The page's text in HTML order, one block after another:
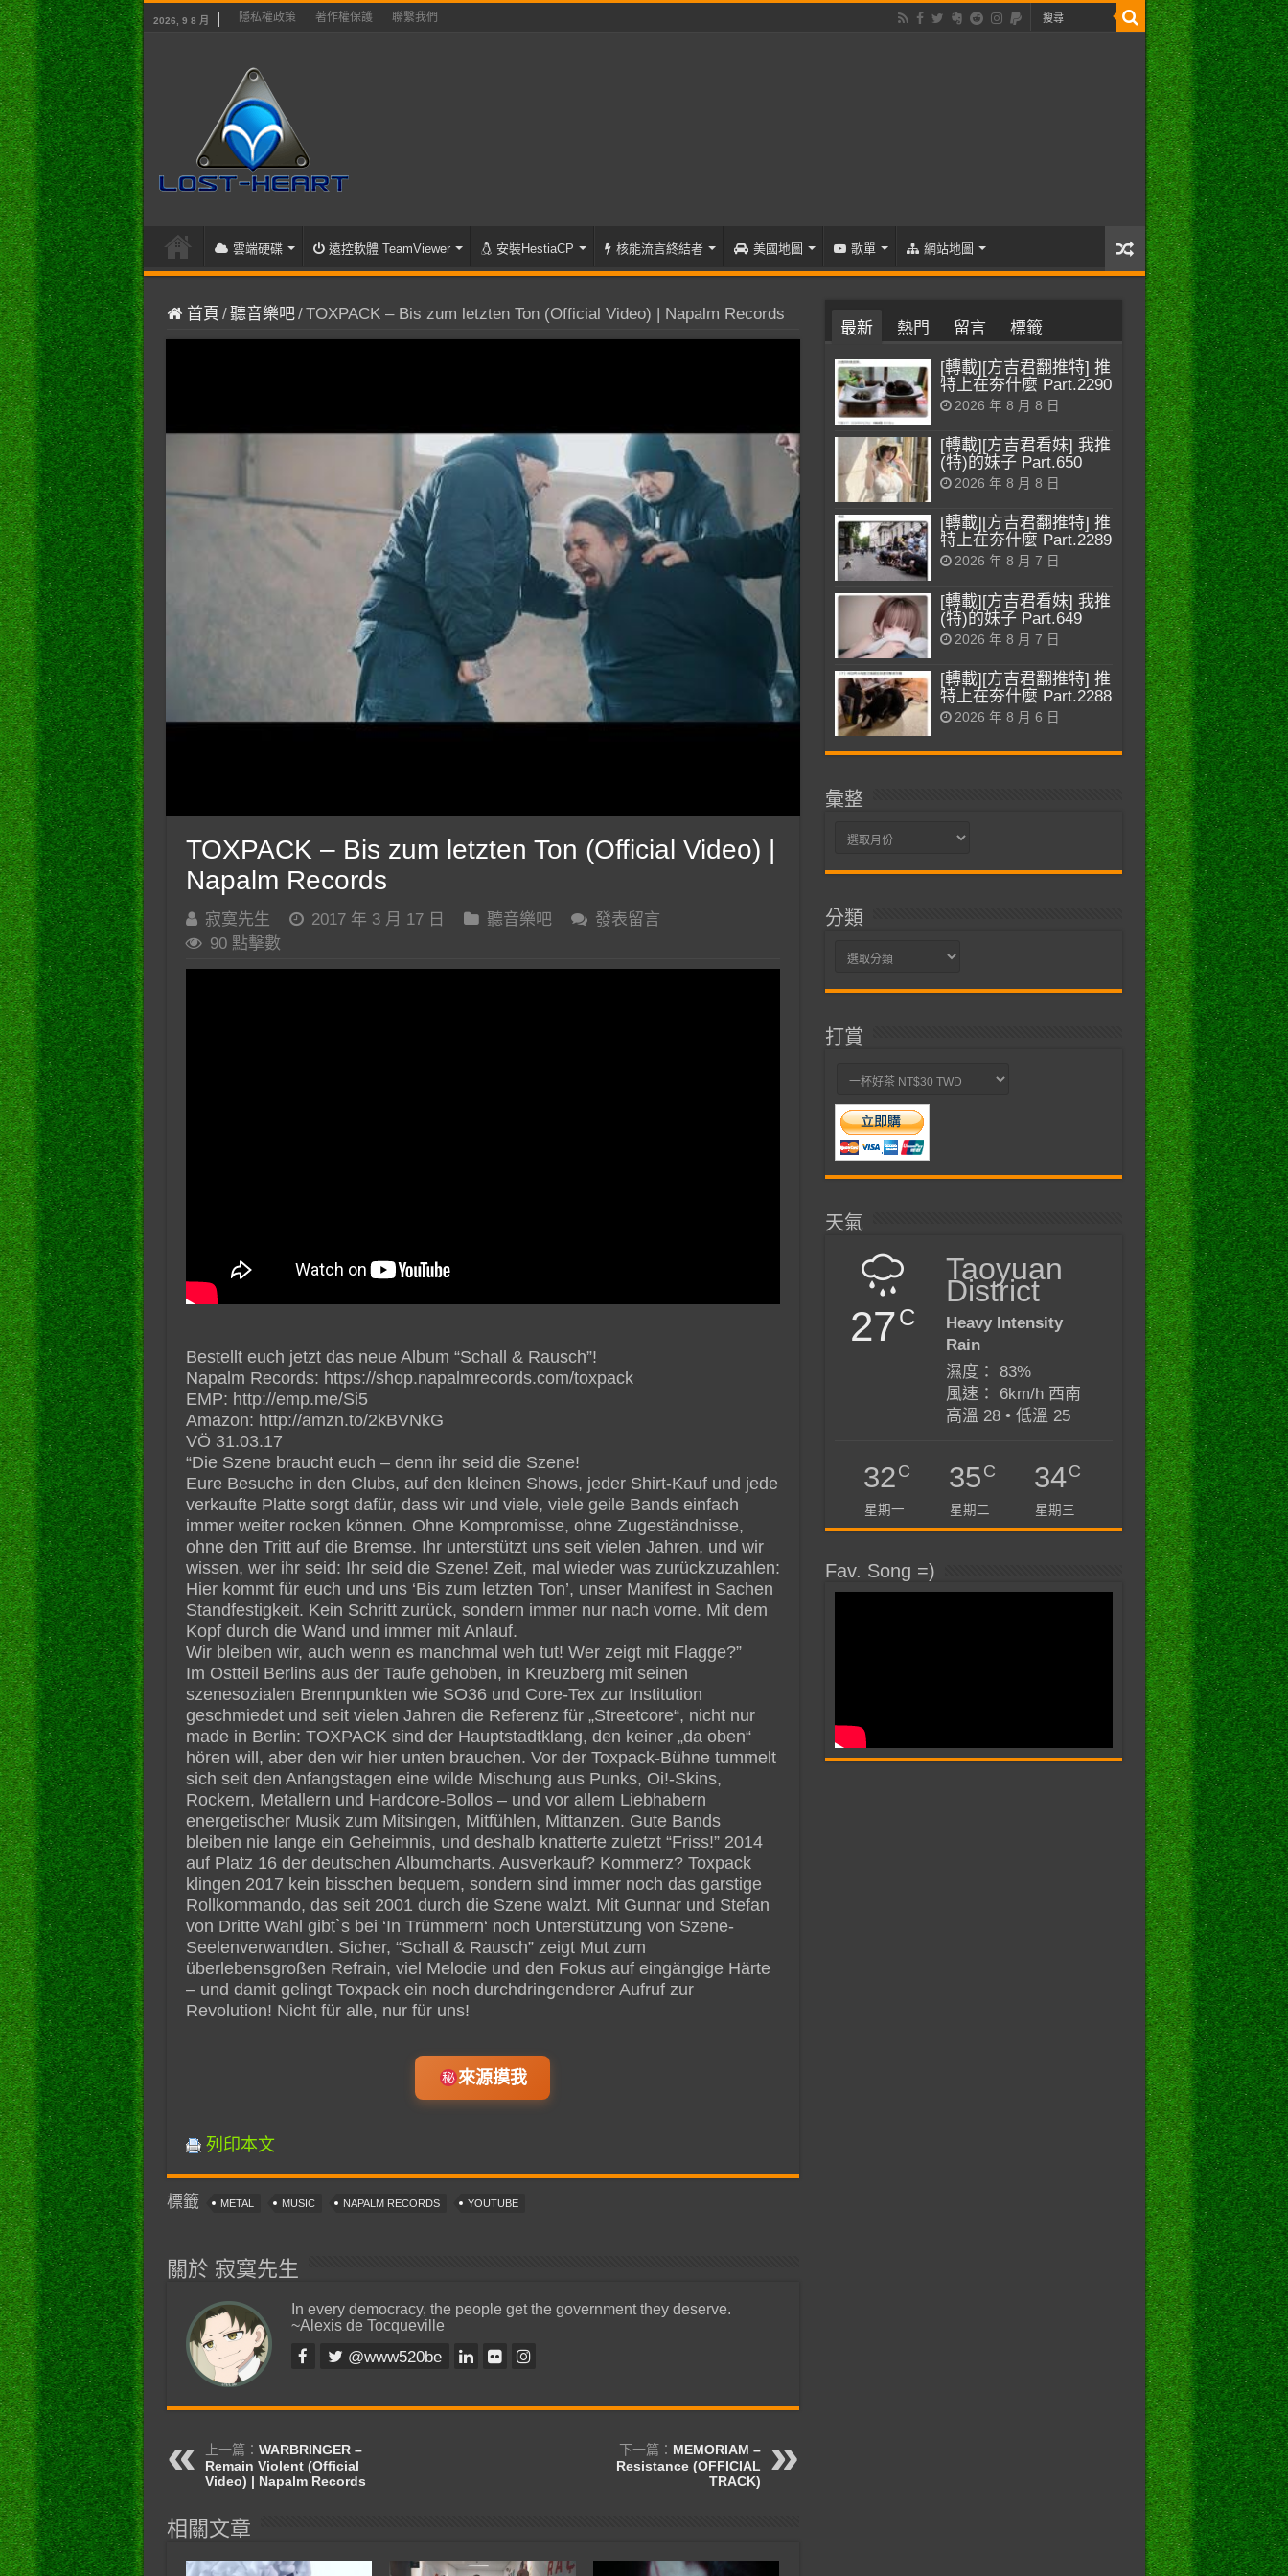
2026, 9 8 月 隱私權政策 著作權保護 聯繫我們
雲端硬碟 遠控軟體 TeamViewer 安裝HestiaCP 核能流言終結者 美國地圖 歌單 網站地圖
首頁 /聽音樂吧/TOXPACK – Bis zum letzten Ton (Official Video) | Napalm Records
TOXPACK – Bis zum letzten Ton (Official Video) |
Napalm Records
寂寞先生 2017 年 3 月 17 日 聽音樂吧
發表留言
90 點擊數
Bestellt euch jetzt das neue Album “Schall & Rausch”!
Napalm Records: https://shop.napalmrecords.com/toxpack
EMP: http://emp.me/Si5
Amazon: http://amzn.to/2kBVNkG
VÖ 31.03.17
“Die Szene braucht euch – denn ihr seid die Szene!
Eure Besuche in den Clubs, auf den kleinen Shows, jeder Shirt-Kauf und jede
verkaufte Platte sorgt dafür, dass wir und viele, viele geile Bands einfach
immer weiter rocken können. Ohne Kompromisse, ohne Zugeständnisse,
ohne den Tritt auf die Bremse. Ihr unterstützt uns seit vielen Jahren, und wir
wissen, wer ihr seid: Ihr seid die Szene! Zeit, mal wieder was zurückzuzahlen:
Hier kommt für euch und uns ‘Bis zum letzten Ton’, unser Manifest in Sachen
Standfestigkeit. Kein Schritt zurück, sondern immer nur nach vorne. Mit dem
Kopf durch die Wand und immer mit Anlauf.
Wir bleiben wir, auch wenn es manchmal weh tut! Wer zeigt mit Flagge?”
Im Ostteil Berlins aus der Taufe gehoben, in Kreuzberg mit seinen
szenesozialen Brennpunkten wie SO36 und Core-Tex zur Institution
geschmiedet und seit vielen Jahren die Referenz für „Streetcore“, nicht nur
made in Berlin: TOXPACK sind der Hauptstadtklang, den keiner „da oben“
hören will, aber den wir hier unten brauchen. Vor der Toxpack-Bühne tummelt
sich seit den Anfangstagen eine wilde Mischung aus Punks, Oi!-Skins,
Rockern, Metallern und Hardcore-Bollos – und vor allem Liebhabern
energetischer Musik zum Mitsingen, Mitfühlen, Mittanzen. Gute Bands
bleiben nie lange ein Geheimnis, und deshalb knatterte zuletzt “Friss!” 2014
auf Platz 16 der deutschen Albumcharts. Ausverkauf? Kommerz? Toxpack
klingen 2017 kein bisschen bequem, sondern sind immer noch das garstige
Rollkommando, das seit 2001 durch die Szene walzt. Mit Gunnar und Stefan
von Dritte Wahl gibt`s bei ‘In Trümmern‘ noch Unterstützung von Szene-
Seelenverwandten. Sicher, “Schall & Rausch” zeigt Mut zum
überlebensgroßen Refrain, viel Melodie und den Fokus auf eingängige Härte
– und damit gelingt Toxpack ein noch durchdringenderer Aufruf zur
Revolution! Nicht für alle, nur für uns!
來源摸我
列印本文
標籤 METAL MUSIC NAPALM RECORDS YOUTUBE
關於 寂寞先生
In every democracy, the people get the government they deserve.
~Alexis de Tocqueville
@www520be
上一篇： WARBRINGER –
Remain Violent (Official
Video) | Napalm Records
下一篇： MEMORIAM –
Resistance (OFFICIAL
TRACK)
相關文章
最新 熱門 留言 標籤
[轉載][方吉君翻推特] 推
特上在夯什麼 Part.2290
2026 年 8 月 8 日
[轉載][方吉君看妹] 我推
(特)的妹子 Part.650
2026 年 8 月 8 日
[轉載][方吉君翻推特] 推
特上在夯什麼 Part.2289
2026 年 8 月 7 日
[轉載][方吉君看妹] 我推
(特)的妹子 Part.649
2026 年 8 月 7 日
[轉載][方吉君翻推特] 推
特上在夯什麼 Part.2288
2026 年 8 月 6 日
彙整
彙
分類
分
打賞
天氣
27C
Taoyuan
District
Heavy Intensity
Rain
濕度： 83%
風速： 6km/h 西南
高溫 28 • 低溫 25
32C
星期一
35C
星期二
34C
星期三
Fav. Song =)